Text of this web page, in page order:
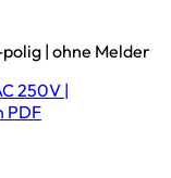
| ohne Melder
250V |
PDF